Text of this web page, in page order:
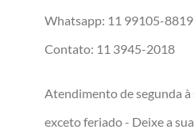
Whatsapp: 11 99105-8819
Contato: 11 3945-2018
Atendimento de segunda à
exceto feriado - Deixe a